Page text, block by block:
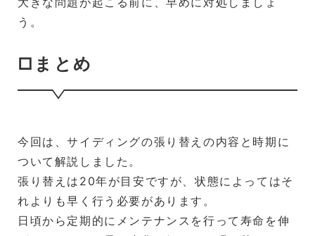
う。
□まとめ
今回は、サイディングの張り替えの内容と時期に
ついて解説しました。
張り替えは20年が目安ですが、状態によってはそ
れよりも早く行う必要があります。
日頃から定期的にメンテナンスを行って寿命を伸